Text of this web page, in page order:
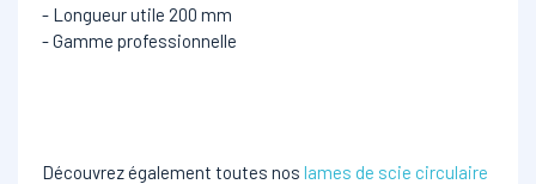
- Longueur utile 200 mm
- Gamme professionnelle
Découvrez également toutes nos lames de scie circulaire